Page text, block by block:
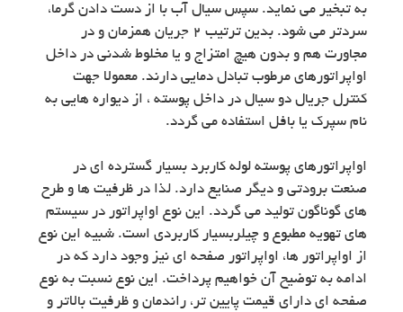
به تبخیر می نماید. سپس سیال آب با از دست دادن گرما،
سردتر می شود. بدین ترتیب 2 جریان همزمان و در
مجاورت هم و بدون هیچ امتزاج و یا مخلوط شدنی در داخل
اواپراتورهای مرطوب تبادل دمایی دارند. معمولا جهت
کنترل جریال دو سیال در داخل پوسته ، از دیواره هایی به
نام سپرک یا بافل استفاده می گردد.
اواپراتورهای پوسته لوله کاربرد بسیار گسترده ای در
صنعت برودتی و دیگر صنایع دارد. لذا در ظرفیت ها و طرح
های گوناگون تولید می گردد. این نوع اواپراتور در سیستم
های تهویه مطبوع و چیلربسیار کاربردی است. شبیه این نوع
از اواپراتور ها، اواپراتور صفحه ای نیز وجود دارد که در
ادامه به توضیح آن خواهیم پرداخت. این نوع نسبت به نوع
صفحه ای دارای قیمت پایین تر، راندمان و ظرفیت بالاتر و